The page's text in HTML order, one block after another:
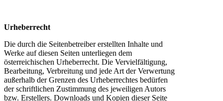
Urheberrecht
Die durch die Seitenbetreiber erstellten Inhalte und
Werke auf diesen Seiten unterliegen dem
österreichischen Urheberrecht. Die Vervielfältigung,
Bearbeitung, Verbreitung und jede Art der Verwertung
außerhalb der Grenzen des Urheberrechtes bedürfen
der schriftlichen Zustimmung des jeweiligen Autors
bzw. Erstellers. Downloads und Kopien dieser Seite